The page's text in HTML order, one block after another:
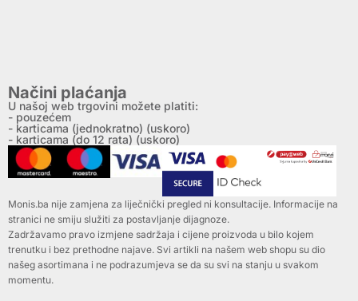
Načini plaćanja
U našoj web trgovini možete platiti:
- pouzećem
- karticama (jednokratno) (uskoro)
- karticama (do 12 rata) (uskoro)
Monis.ba nije zamjena za liječnički pregled ni konsultacije. Informacije na
stranici ne smiju služiti za postavljanje dijagnoze.
Zadržavamo pravo izmjene sadržaja i cijene proizvoda u bilo kojem
trenutku i bez prethodne najave. Svi artikli na našem web shopu su dio
našeg asortimana i ne podrazumjeva se da su svi na stanju u svakom
momentu.